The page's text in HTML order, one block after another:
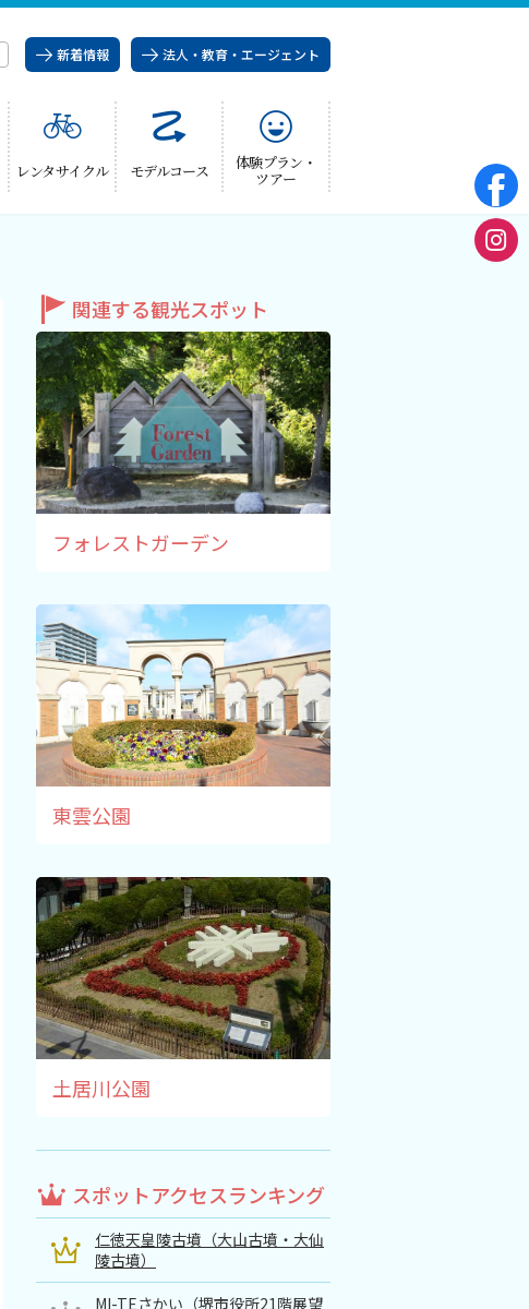
新着情報 法人・教育・エージェント
レンタサイクル モデルコース 体験プラン・
ツアー
関連する観光スポット
フォレストガーデン
東雲公園
土居川公園
スポットアクセスランキング
仁徳天皇陵古墳（大山古墳・大仙
陵古墳）
MI-TEさかい（堺市役所21階展望